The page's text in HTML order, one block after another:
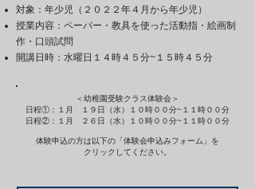
対象：年少児（２０２２年４月から年少児）
授業内容：ペーパー・教具を使った活動指・絵画制
作・口頭試問
開講日時：水曜日１４時４５分~１５時４５分
＜幼稚園受験クラス体験会＞
日程①：１月 １９日（水）１０時００分~１１時００分
日程②：１月 ２６日（水）１０時００分~１１時００分
体験申込の方は以下の「体験会申込みフォーム」を
クリックしてください。